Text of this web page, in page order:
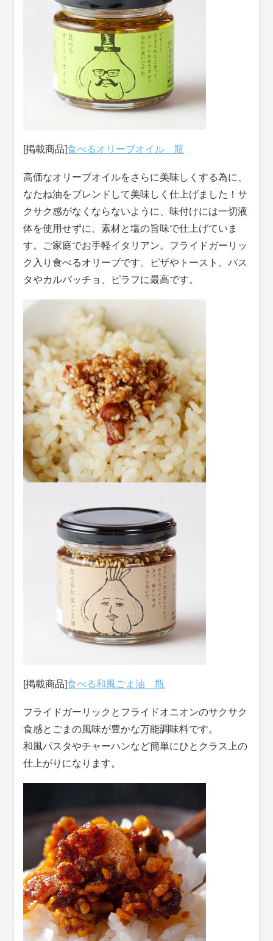
[掲載商品]食べるオリーブオイル 瓶
高価なオリーブオイルをさらに美味しくする為に、
なたね油をブレンドして美味しく仕上げました！サ
クサク感がなくならないように、味付けには一切液
体を使用せずに、素材と塩の旨味で仕上げていま
す。ご家庭でお手軽イタリアン。フライドガーリッ
ク入り食べるオリーブです。ピザやトースト、パス
タやカルパッチョ、ピラフに最高です。
[掲載商品]食べる和風ごま油 瓶
フライドガーリックとフライドオニオンのサクサク
食感とごまの風味が豊かな万能調味料です。
和風パスタやチャーハンなど簡単にひとクラス上の
仕上がりになります。